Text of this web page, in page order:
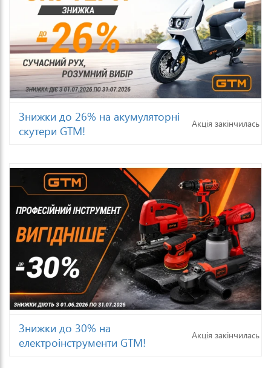
Знижки до 26% на акумуляторні
скутери GTM!
Акція закінчилась
Знижки до 30% на
електроінструменти GTM!
Акція закінчилась